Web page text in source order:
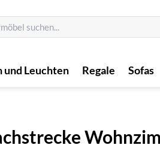
und Leuchten Regale Sofas